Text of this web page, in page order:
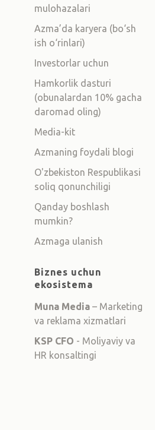
mulohazalari
Azma’da karyera (bo‘sh
ish o‘rinlari)
Investorlar uchun
Hamkorlik dasturi
(obunalardan 10% gacha
daromad oling)
Media-kit
Azmaning foydali blogi
O'zbekiston Respublikasi
soliq qonunchiligi
Qanday boshlash
mumkin?
Azmaga ulanish
Biznes uchun
ekosistema
Muna Media – Marketing
va reklama xizmatlari
KSP CFO - Moliyaviy va
HR konsaltingi